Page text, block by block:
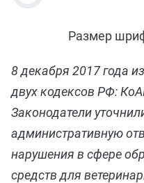
Размер
8 декабря 2017 года
двух кодексов РФ:
Законодатели
административную
нарушения в сфере
средств для